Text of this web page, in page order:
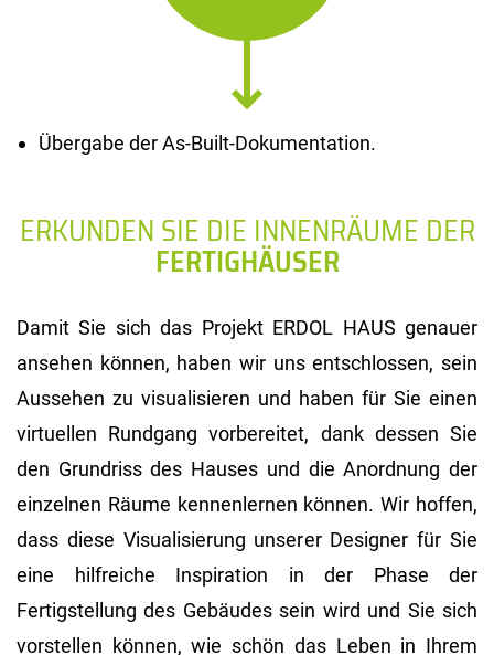
Übergabe der As-Built-Dokumentation.
ERKUNDEN SIE DIE INNENRÄUME DER
FERTIGHÄUSER
Damit Sie sich das Projekt ERDOL HAUS genauer
ansehen können, haben wir uns entschlossen, sein
Aussehen zu visualisieren und haben für Sie einen
virtuellen Rundgang vorbereitet, dank dessen Sie
den Grundriss des Hauses und die Anordnung der
einzelnen Räume kennenlernen können. Wir hoffen,
dass diese Visualisierung unserer Designer für Sie
eine hilfreiche Inspiration in der Phase der
Fertigstellung des Gebäudes sein wird und Sie sich
vorstellen können, wie schön das Leben in Ihrem